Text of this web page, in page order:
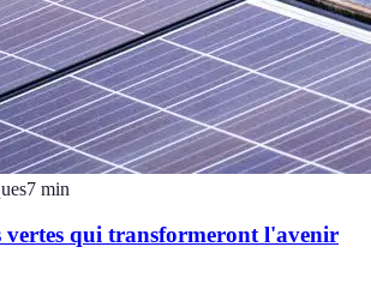
7 min
vertes qui transformeront l'avenir